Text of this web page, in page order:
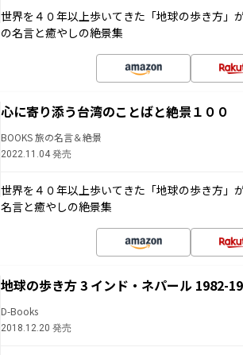
世界を４０年以上歩いてきた「地球の歩き方」
の名言と癒やしの絶景集
心に寄り添う台湾のことばと絶景１００
BOOKS 旅の名言＆絶景
2022.11.04 発売
世界を４０年以上歩いてきた「地球の歩き方」
名言と癒やしの絶景集
地球の歩き方 3 インド・ネパール 1982-
D-Books
2018.12.20 発売